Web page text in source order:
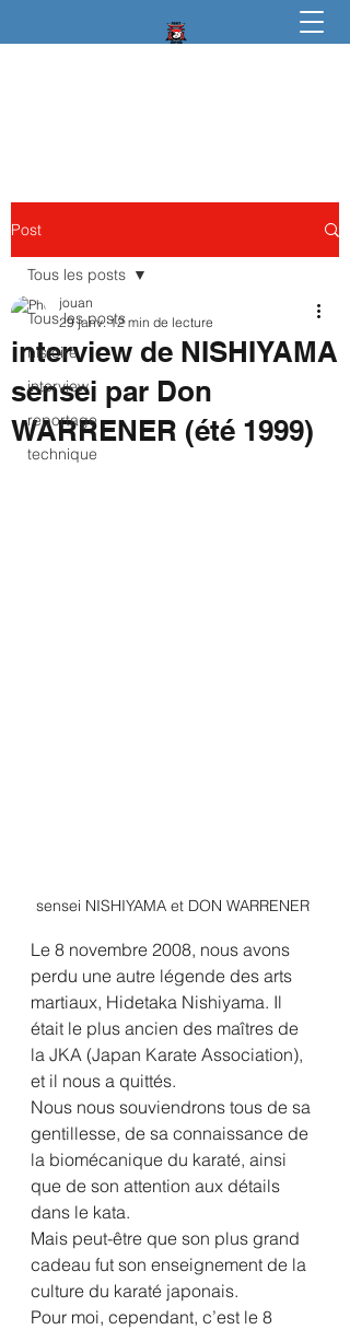
Post
Tous les posts
histoire
interview
reportage
technique
Tous les posts
interview de NISHIYAMA
sensei par Don
WARRENER (été 1999)
jouan
29 janv. 12 min de lecture
sensei NISHIYAMA et DON WARRENER
Le 8 novembre 2008, nous avons
perdu une autre légende des arts
martiaux, Hidetaka Nishiyama. Il
était le plus ancien des maîtres de
la JKA (Japan Karate Association),
et il nous a quittés.
Nous nous souviendrons tous de sa
gentillesse, de sa connaissance de
la biomécanique du karaté, ainsi
que de son attention aux détails
dans le kata.
Mais peut-être que son plus grand
cadeau fut son enseignement de la
culture du karaté japonais.
Pour moi, cependant, c’est le 8